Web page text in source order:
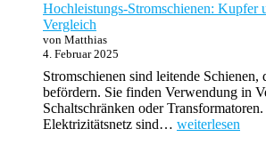
die
Übernahme
eines
Bestandsbetriebs
als
Hochleistungs-Stromschienen: Kupfer
Vergleich
von Matthias
4. Februar 2025
Stromschienen sind leitende Schienen,
befördern. Sie finden Verwendung in
Schaltschränken oder
Elektrizitätsnetz sind… Hochleistungs-
weiterlesen